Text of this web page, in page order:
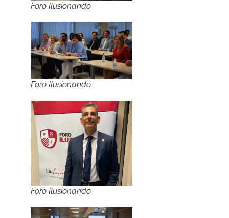
Foro Ilusionando
Foro Ilusionando
Foro Ilusionando